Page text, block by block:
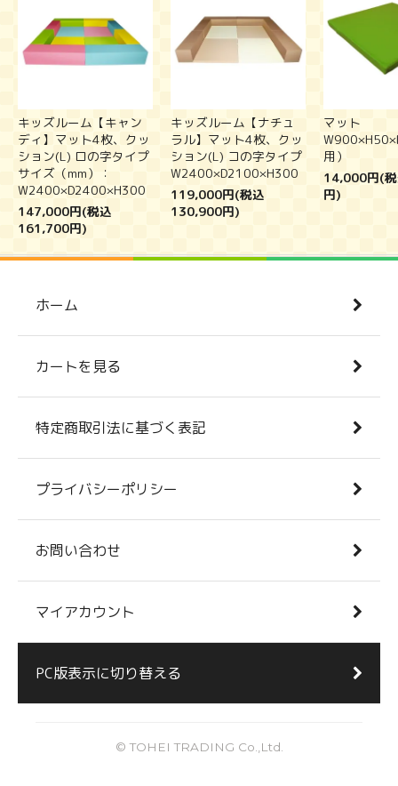
キッズルーム【キャン
ディ】マット4枚、クッ
ション(L) ロの字タイプ
サイズ（mm）：
W2400×D2400×H300
147,000円(税込
161,700円)
キッズルーム【ナチュ
ラル】マット4枚、クッ
ション(L) コの字タイプ
W2400×D2100×H300
119,000円(税込
130,900円)
マット
用）
14,000円(
円)
ホーム
カートを見る
特定商取引法に基づく表記
プライバシーポリシー
お問い合わせ
マイアカウント
PC版表示に切り替える
© TOHEI TRADING Co.,Ltd.